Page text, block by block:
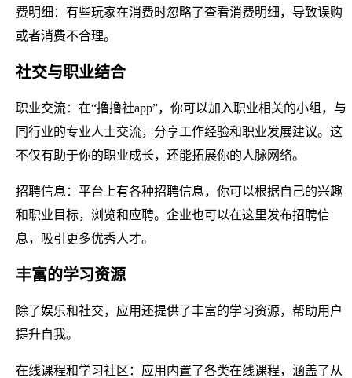
费明细：有些玩家在消费时忽略了查看消费明细，导致误购
或者消费不合理。
社交与职业结合
职业交流：在“撸撸社app”，你可以加入职业相关的小组，与
同行业的专业人士交流，分享工作经验和职业发展建议。这
不仅有助于你的职业成长，还能拓展你的人脉网络。
招聘信息：平台上有各种招聘信息，你可以根据自己的兴趣
和职业目标，浏览和应聘。企业也可以在这里发布招聘信
息，吸引更多优秀人才。
丰富的学习资源
除了娱乐和社交，应用还提供了丰富的学习资源，帮助用户
提升自我。
在线课程和学习社区：应用内置了各类在线课程，涵盖了从